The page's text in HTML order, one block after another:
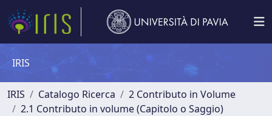
IRIS
IRIS Catalogo Ricerca
2 Contributo in Volume
2.1 Contributo in volume (Capitolo o Saggio)